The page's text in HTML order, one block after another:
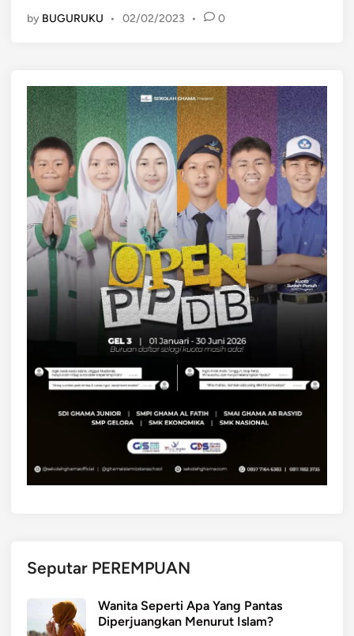
C
M
A
C
A
M
N
R
A
I
T
N
I
I
B
by BUGURUKU • 02/02/2023 • 0
Seputar PEREMPUAN
Wanita Seperti Apa Yang Pantas
Diperjuangkan Menurut Islam?